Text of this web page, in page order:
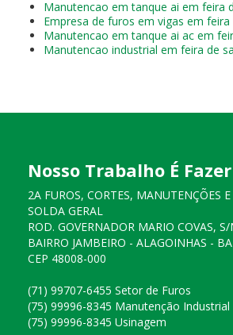
Manutencao em tanque ai em feira
Empresa de furos em vigas em feira
Manutencao em tanque ai ac em
Manutencao industrial em feira de
Nosso Trabalho É
2A FUROS, CORTES, MANUTENÇÕES E
SOLDA GERAL
ROD. GOVERNADOR MARIO COVAS,
BAIRRO JAMBEIRO - ALAGOINHAS - BA
CEP 48008-000
(71) 99707-6455 Setor de Furos
(75) 99996-8345 Manutenção Industrial
(75) 99996-8345 Usinagem